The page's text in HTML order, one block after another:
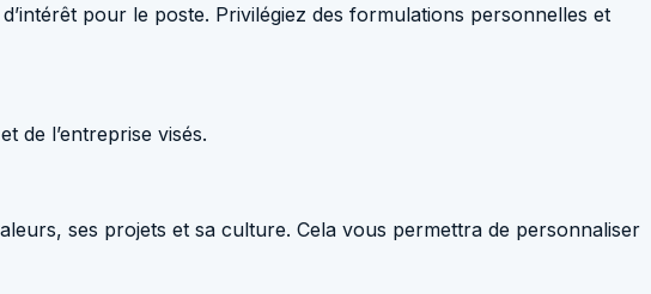
pour le poste. Privilégiez des formulations personnelles et
de l’entreprise visés.
ses projets et sa culture. Cela vous permettra de personnaliser